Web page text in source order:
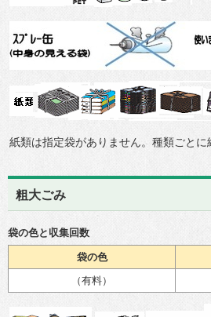
紙類は指定袋がありません。種類ごとに
粗大ごみ
袋の色と収集回数
袋の色
（有料）